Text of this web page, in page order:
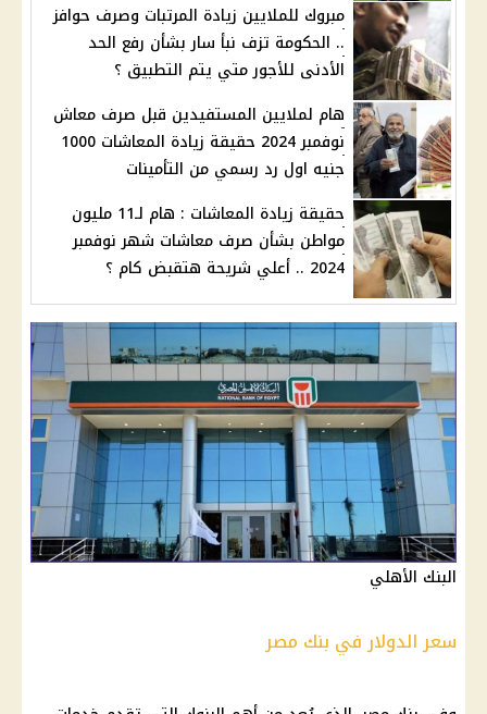
مبروك للملايين زيادة المرتبات وصرف حوافز
.. الحكومة تزف نبأ سار بشأن رفع الحد
الأدنى للأجور متي يتم التطبيق ؟
هام لملايين المستفيدين قبل صرف معاش
نوفمبر 2024 حقيقة زيادة المعاشات 1000
جنيه اول رد رسمي من التأمينات
حقيقة زيادة المعاشات : هام لـ11 مليون
مواطن بشأن صرف معاشات شهر نوفمبر
2024 .. أعلي شريحة هتقبض كام ؟
البنك الأهلي
سعر الدولار في بنك مصر